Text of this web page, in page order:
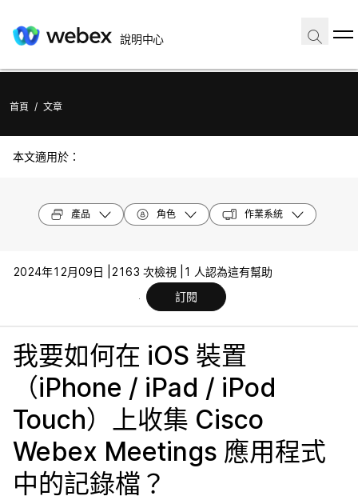
說明中心
首頁 / 文章
本文適用於：
產品 角色 作業系統
2024年12月09日 | 2163 次檢視 |
1 人認為這有幫助
訂閱
我要如何在 iOS 裝置
（iPhone / iPad / iPod
Touch）上收集 Cisco
Webex Meetings 應用程式
中的記錄檔？